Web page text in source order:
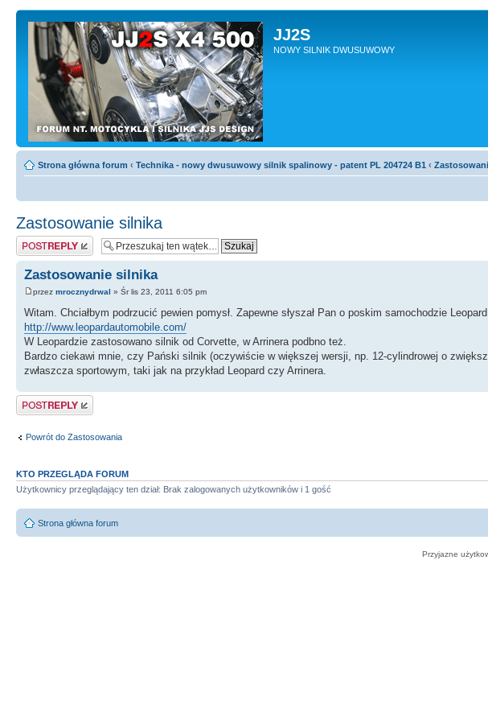
JJ2S
NOWY SILNIK DWUSUWOWY
Strona główna forum ‹ Technika - nowy dwusuwowy silnik spalinowy - patent PL 204724 B1 ‹
Zastosowanie silnika
Odpowiedz
Zastosowanie silnika
przez mrocznydrwal » Śr lis 23, 2011 6:05 pm
Witam. Chciałbym podrzucić pewien pomysł. Zapewne słyszał Pan o poskim samochodzie
http://www.leopardautomobile.com/
W Leopardzie zastosowano silnik od Corvette, w Arrinera podbno też.
Bardzo ciekawi mnie, czy Pański silnik (oczywiście w większej wersji, np. 12-cylindrowej o
zwłaszcza sportowym, taki jak na przykład Leopard czy Arrinera.
Odpowiedz
Powrót do Zastosowania
KTO PRZEGLĄDA FORUM
Użytkownicy przeglądający ten dział: Brak zalogowanych użytkowników i 1 gość
Strona główna forum
Przyjazne